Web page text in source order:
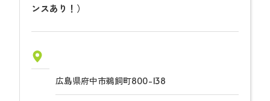
ンスあり！）
広島県府中市鵜飼町800-138